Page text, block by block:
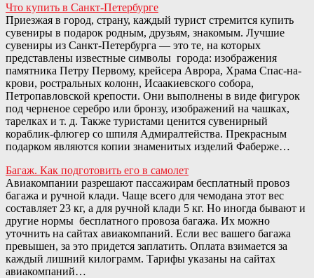
Что купить в Санкт-Петербурге
Приезжая в город, страну, каждый турист стремится купить
сувениры в подарок родным, друзьям, знакомым. Лучшие
сувениры из Санкт-Петербурга — это те, на которых
представлены известные символы города: изображения
памятника Петру Первому, крейсера Аврора, Храма Спас-на-
крови, ростральных колонн, Исаакиевского собора,
Петропавловской крепости. Они выполнены в виде фигурок
под черненое серебро или бронзу, изображений на чашках,
тарелках и т. д. Также туристами ценится сувенирный
кораблик-флюгер со шпиля Адмиралтейства. Прекрасным
подарком являются копии знаменитых изделий Фаберже…
Багаж. Как подготовить его в самолет
Авиакомпании разрешают пассажирам бесплатный провоз
багажа и ручной клади. Чаще всего для чемодана этот вес
составляет 23 кг, а для ручной клади 5 кг. Но иногда бывают и
другие нормы бесплатного провоза багажа. Их можно
уточнить на сайтах авиакомпаний. Если вес вашего багажа
превышен, за это придется заплатить. Оплата взимается за
каждый лишний килограмм. Тарифы указаны на сайтах
авиакомпаний…